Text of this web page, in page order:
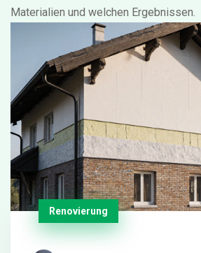
Materialien und welchen Ergebnissen.
Renovierung